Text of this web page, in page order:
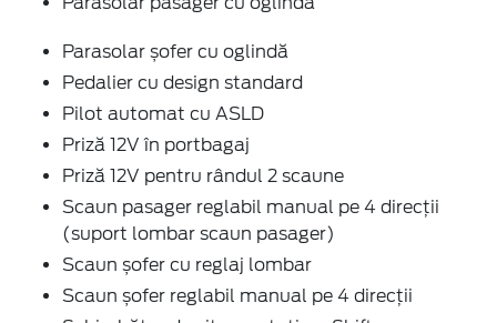
Parasolar șofer cu oglindă
Pedalier cu design standard
Pilot automat cu ASLD
Priză 12V în portbagaj
Priză 12V pentru rândul 2 scaune
Scaun pasager reglabil manual pe 4 direcții
(suport lombar scaun pasager)
Scaun șofer cu reglaj lombar
Scaun șofer reglabil manual pe 4 direcții